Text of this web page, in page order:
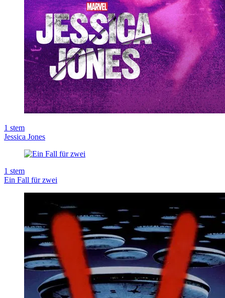
1 stem
Jessica Jones
1 stem
Ein Fall für zwei